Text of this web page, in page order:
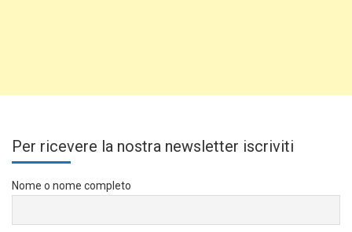
Per ricevere la nostra newsletter iscriviti
Nome o nome completo